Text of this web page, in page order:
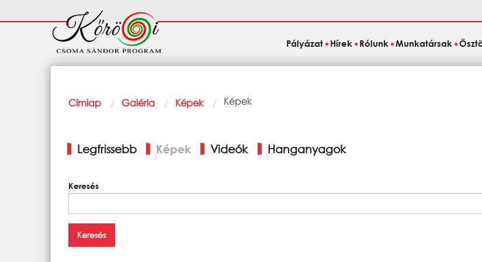
Fő
navigáció
Pályázat Hírek Rólunk Munkatársak
Morzsa
Címlap Galéria Képek Current:
Képek
fülek
Legfrissebb Képek Videók Hanganyagok
Keresés